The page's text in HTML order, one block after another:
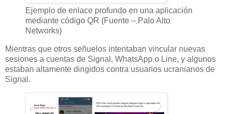
Ejemplo de enlace profundo en una aplicación
mediante código QR (Fuente – Palo Alto
Networks)
Mientras que otros señuelos intentaban vincular nuevas
sesiones a cuentas de Signal, WhatsApp o Line, y algunos
estaban altamente dirigidos contra usuarios ucranianos de
Signal.